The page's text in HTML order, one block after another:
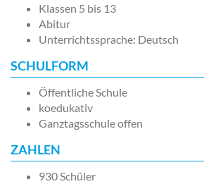
Klassen 5 bis 13
Abitur
Unterrichtssprache: Deutsch
SCHULFORM
Öffentliche Schule
koedukativ
Ganztagsschule offen
ZAHLEN
930 Schüler